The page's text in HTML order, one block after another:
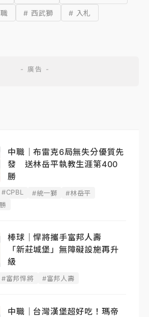
# 西武獅
# 入札
中職｜布雷克6局無失分優質先
發 送林岳平執教生涯第400
勝
#CPBL #統一獅
#林岳平
棒球｜悍將攜手富邦人壽
「新莊城堡」無障礙設施再升
級
#富邦悍將 #富邦人壽
中職｜台灣漢堡超好吃！瑪帝